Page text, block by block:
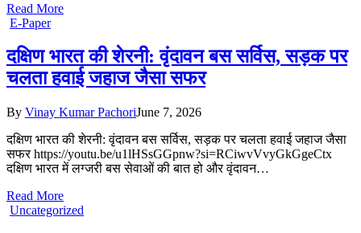
Read More
E-Paper
दक्षिण भारत की शेरनी: वृंदावन बस सर्विस, सड़क पर
चलता हवाई जहाज जैसा सफर
By Vinay Kumar PachoriJune 7, 2026
दक्षिण भारत की शेरनी: वृंदावन बस सर्विस, सड़क पर चलता हवाई जहाज जैसा
सफर https://youtu.be/u1lHSsGGpnw?si=RCiwvVvyGkGgeCtx
दक्षिण भारत में लग्जरी बस सेवाओं की बात हो और वृंदावन…
Read More
Uncategorized